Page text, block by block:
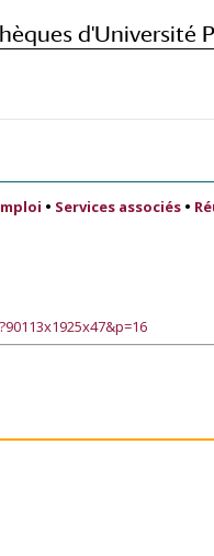
d'Université
• Services associés •